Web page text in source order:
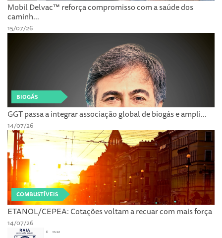
Mobil Delvac™ reforça compromisso com a saúde dos
caminh...
15/07/26
BIOGÁS
GGT passa a integrar associação global de biogás e ampli...
14/07/26
COMBUSTÍVEIS
ETANOL/CEPEA: Cotações voltam a recuar com mais força
14/07/26